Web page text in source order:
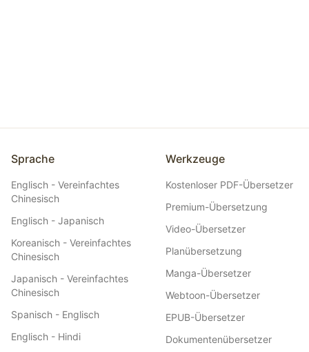
Sprache
Englisch - Vereinfachtes
Chinesisch
Englisch - Japanisch
Koreanisch - Vereinfachtes
Chinesisch
Japanisch - Vereinfachtes
Chinesisch
Spanisch - Englisch
Englisch - Hindi
Werkzeuge
Kostenloser PDF-Übersetzer
Premium-Übersetzung
Video-Übersetzer
Planübersetzung
Manga-Übersetzer
Webtoon-Übersetzer
EPUB-Übersetzer
Dokumentenübersetzer